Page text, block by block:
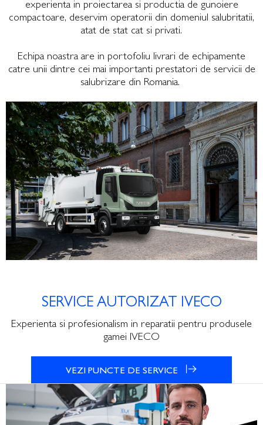
experienta in proiectarea si productia de gunoiere
compactoare, deservim operatorii din domeniul salubritatii,
atat de stat cat si privati.
Echipa noastra are in portofoliu livrari de echipamente
catre unii dintre cei mai importanti prestatori de servicii de
salubrizare din Romania.
SERVICE AUTORIZAT IVECO
Experienta si profesionalism in reparatii pentru produsele
gamei IVECO
VEZI PUNCTE DE SERVICE